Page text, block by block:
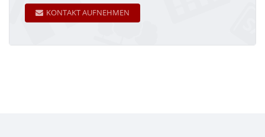
KONTAKT AUFNEHMEN